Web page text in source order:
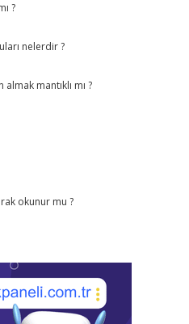
?
nelerdir ?
mantıklı mı ?
okunur mu ?